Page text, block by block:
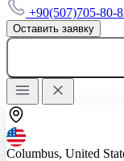
+90(507)705-80-
Оставить заявку
Columbus, United